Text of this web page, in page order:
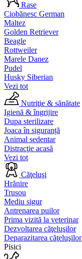
Rase
Ciobănesc German
Maltez
Golden Retriever
Beagle
Rottweiler
Marele Danez
Pudel
Husky Siberian
Vezi tot
Nutriţie & sănătate
Igienă & îngrijire
Dupa sterilizare
Joaca în siguranță
Animal sedentar
Distracţie acasă
Vezi tot
Căţeluşi
Hrănire
Trusou
Mediu sigur
Antrenarea puilor
Prima vizită la veterinar
Dezvoltarea căţeluşilor
Deparazitarea căţeluşilor
Pisici